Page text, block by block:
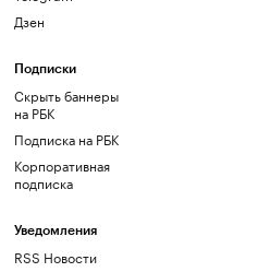
Дзен
Подписки
Скрыть баннеры
на РБК
Подписка на РБК
Корпоративная
подписка
Уведомления
RSS Новости